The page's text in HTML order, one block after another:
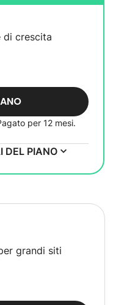
di crescita
per 12 mesi.
DEL PIANO
grandi siti